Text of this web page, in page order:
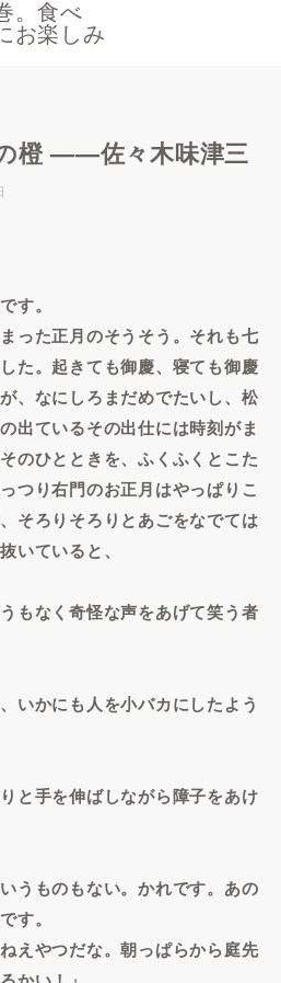
。食べ
お楽しみ
橙 ——佐々木味津三
す。
った正月のそうそう。それも七
た。起きても御慶、寝ても御慶
、なにしろまだめでたいし、松
出ているその出仕には時刻がま
のひとときを、ふくふくとこた
つり右門のお正月はやっぱりこ
そろりそろりとあごをなでては
いていると、
もなく奇怪な声をあげて笑う者
いかにも人を小バカにしたよう
と手を伸ばしながら障子をあけ
うものもない。かれです。あの
す。
えやつだな。朝っぱらから庭先